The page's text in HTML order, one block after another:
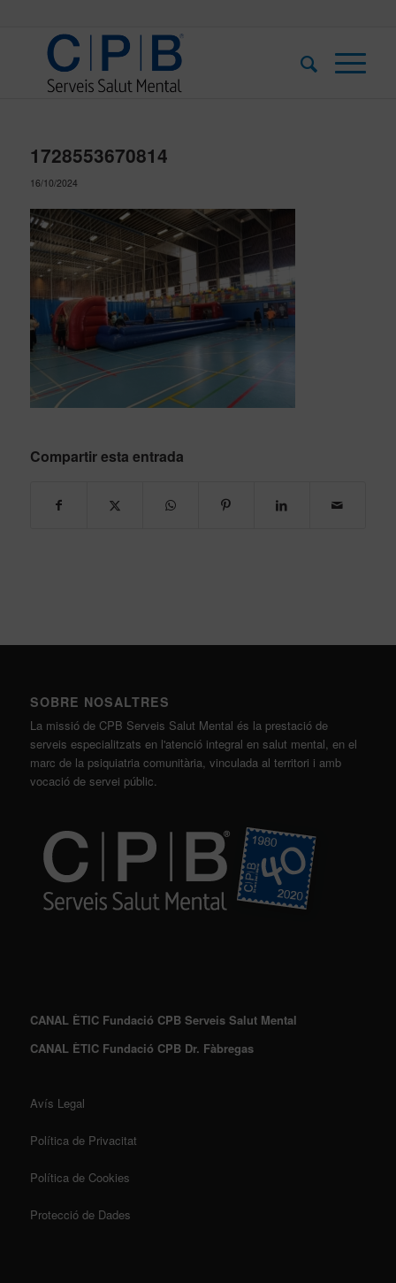
1728553670814
16/10/2024
Compartir esta entrada
SOBRE NOSALTRES
La missió de CPB Serveis Salut Mental és la prestació de
serveis especialitzats en l'atenció integral en salut mental, en el
marc de la psiquiatria comunitària, vinculada al territori i amb
vocació de servei públic.
CANAL ÈTIC Fundació CPB Serveis Salut Mental
CANAL ÈTIC Fundació CPB Dr. Fàbregas
Avís Legal
Política de Privacitat
Política de Cookies
Protecció de Dades